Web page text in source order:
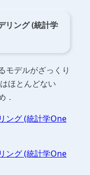
リング (統計学
モデルがざっくり
ほとんどない
．
ング (統計学One
ング (統計学One